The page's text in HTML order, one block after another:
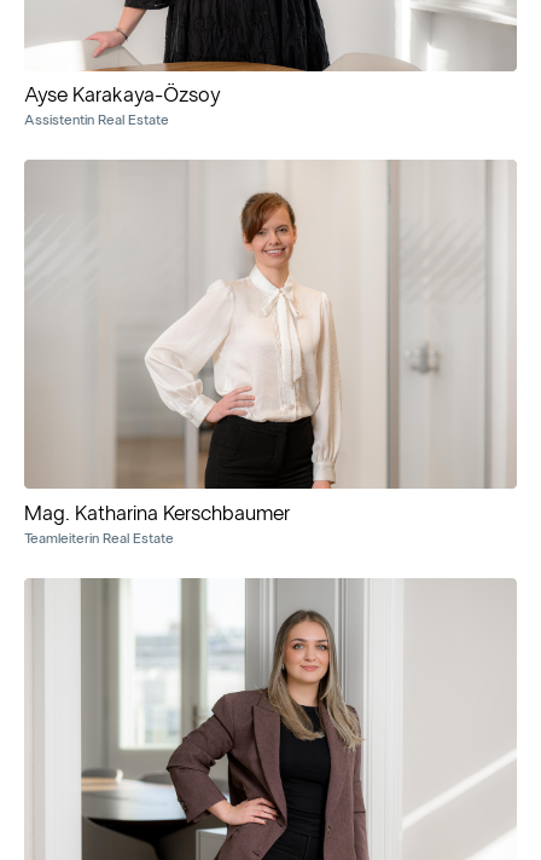
Ayse Karakaya-Özsoy
Assistentin Real Estate
Mag. Katharina Kerschbaumer
Teamleiterin Real Estate